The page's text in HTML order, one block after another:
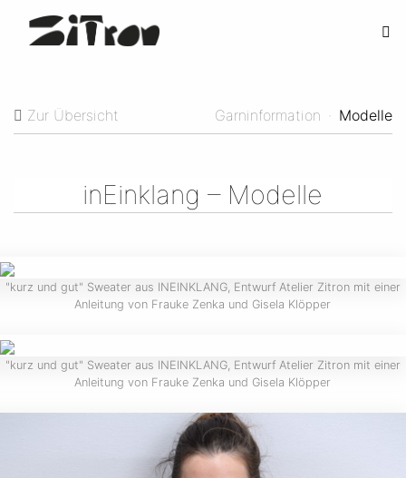
Zur Übersicht Garninformation · Modelle
inEinklang – Modelle
"kurz und gut" Sweater aus INEINKLANG, Entwurf Atelier Zitron mit einer
Anleitung von Frauke Zenka und Gisela Klöpper
"kurz und gut" Sweater aus INEINKLANG, Entwurf Atelier Zitron mit einer
Anleitung von Frauke Zenka und Gisela Klöpper